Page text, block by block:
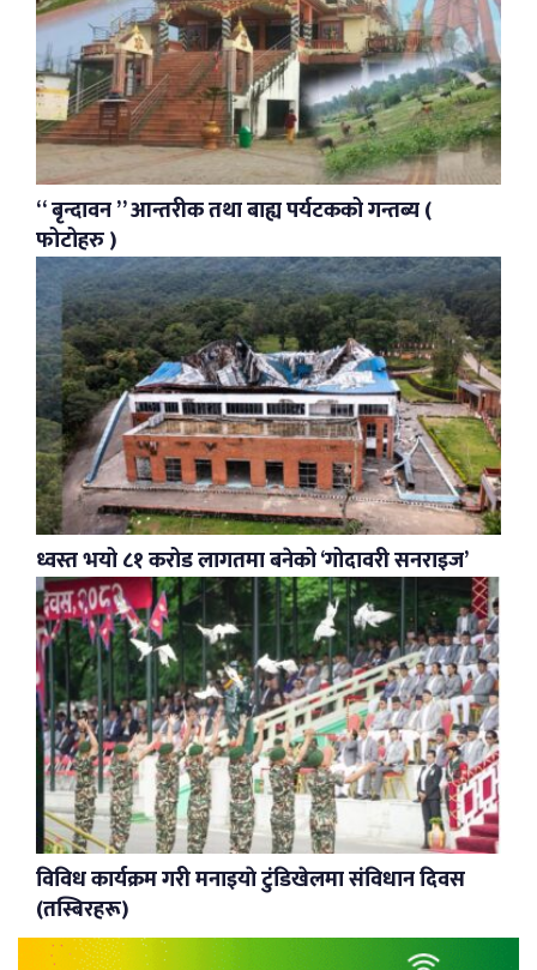
“ बृन्दावन ” आन्तरीक तथा बाह्य पर्यटकको गन्तब्य (
फोटोहरु )
ध्वस्त भयो ८१ करोड लागतमा बनेको ‘गोदावरी सनराइज’
विविध कार्यक्रम गरी मनाइयाे टुंडिखेलमा संविधान दिवस
(तस्बिरहरू)